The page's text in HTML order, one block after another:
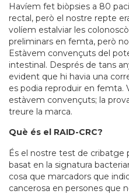
Havíem fet biòpsies a 80
rectal, però el nostre repte
volíem estalviar les
preliminars en femta, però
Estàvem convençuts del
intestinal. Després de tans
evident que hi havia una
es podia reproduir en femta.
estàvem convençuts; la
treure la marca.
Què és el RAID-CRC?
És el nostre test de cribatge
basat en la signatura
cosa que marcadors que
cancerosa en persones que